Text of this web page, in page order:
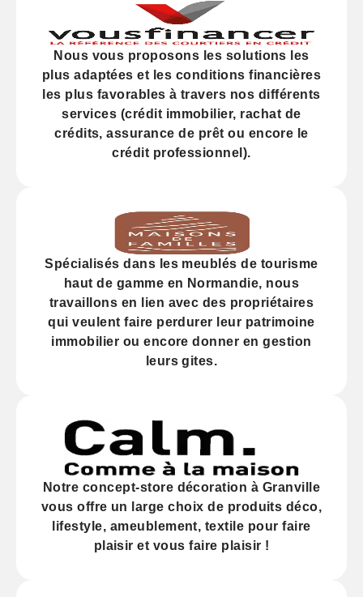
Nous vous proposons les solutions les
plus adaptées et les conditions financières
les plus favorables à travers nos différents
services (crédit immobilier, rachat de
crédits,assurance de prêt ou encore le
crédit professionnel).
Spécialisés dans les meublés de tourisme
haut de gamme en Normandie, nous
travaillons en lien avec des propriétaires
qui veulent faire perdurer leur patrimoine
immobilier ou encore donner en gestion
leurs gites.
Notre concept-store décoration à Granville
vous offre un large choix de produits déco,
lifestyle, ameublement, textile pour faire
plaisir et vous faire plaisir !